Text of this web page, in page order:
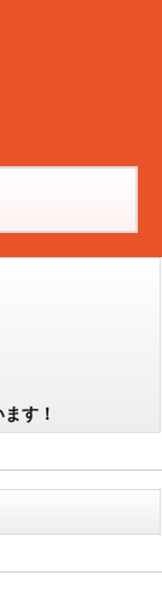
す！